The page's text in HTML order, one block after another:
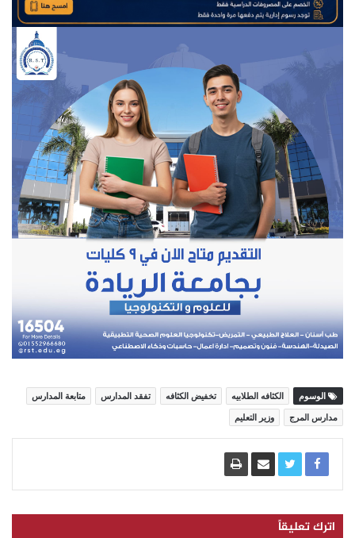
الوسوم الكثافه الطلابيه تخفيض الكثافه تفقد المدارس متابعة المدارس
مدارس المرج وزير التعليم
اترك تعليقاً